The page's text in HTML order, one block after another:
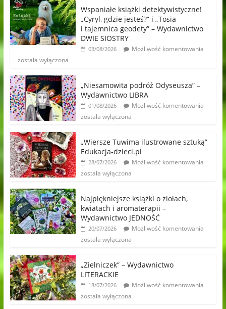
Wspaniałe książki detektywistyczne!
„Cyryl, gdzie jesteś?” i „Tosia
i tajemnica geodety” – Wydawnictwo
DWIE SIOSTRY
03/08/2026
Możliwość komentowania
została wyłączona
„Niesamowita podróż Odyseusza” –
Wydawnictwo LIBRA
01/08/2026
Możliwość komentowania
została wyłączona
„Wiersze Tuwima ilustrowane sztuką”
Edukacja-dzieci.pl
28/07/2026
Możliwość komentowania
została wyłączona
Najpiękniejsze książki o ziołach,
kwiatach i aromaterapii –
Wydawnictwo JEDNOŚĆ
20/07/2026
Możliwość komentowania
została wyłączona
„Zielniczek” – Wydawnictwo
LITERACKIE
18/07/2026
Możliwość komentowania
została wyłączona